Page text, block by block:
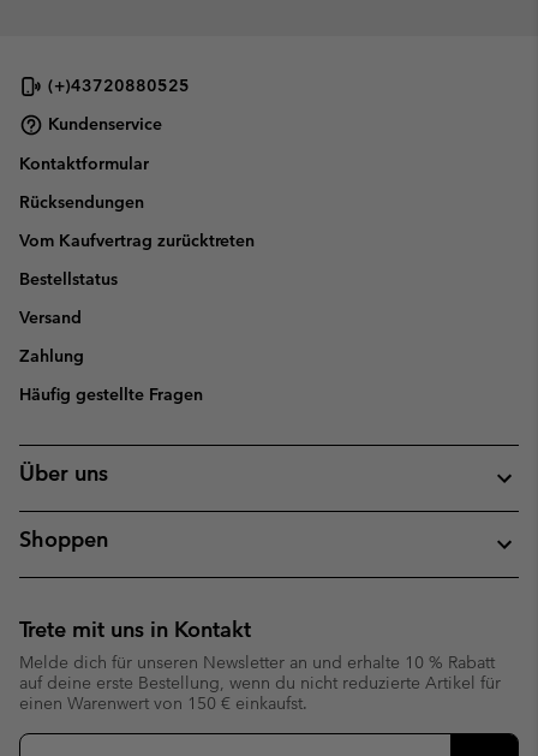
(+)43720880525
Kundenservice
Kontaktformular
Rücksendungen
Vom Kaufvertrag zurücktreten
Bestellstatus
Versand
Zahlung
Häufig gestellte Fragen
Über uns
Shoppen
Trete mit uns in Kontakt
Melde dich für unseren Newsletter an und erhalte 10 % Rabatt
auf deine erste Bestellung, wenn du nicht reduzierte Artikel für
einen Warenwert von 150 € einkaufst.
Newsletter-